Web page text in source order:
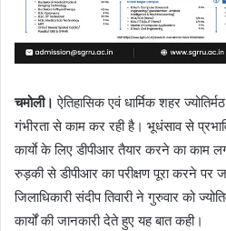
चमोली।ऐतिहासिक एवं धार्मिक शहर
गंभीरता से काम कर रही है। भूधंसाव से
कार्याे के लिए डीपीआर तैयार करने का काम
रुड़की से डीपीआर का परीक्षण पूरा करने पर
जिलाधिकारी संदीप तिवारी ने गुरुवार को
कार्यों की जानकारी देते हुए यह बात कही।